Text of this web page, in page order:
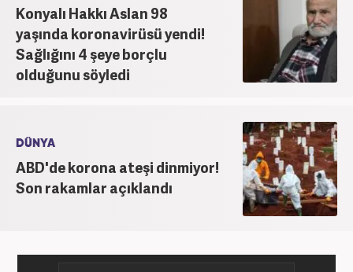
Konyalı Hakkı Aslan 98
yaşında koronavirüsü yendi!
Sağlığını 4 şeye borçlu
olduğunu söyledi
DÜNYA
ABD'de korona ateşi dinmiyor!
Son rakamlar açıklandı